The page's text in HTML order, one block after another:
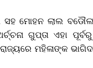
ମୋହନ ଲାଲ
ଗୁପ୍ତା ଏହା
ମହିଳାଙ୍କ